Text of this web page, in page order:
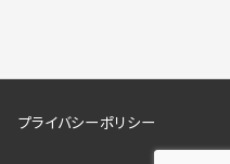
プライバシーポリシー